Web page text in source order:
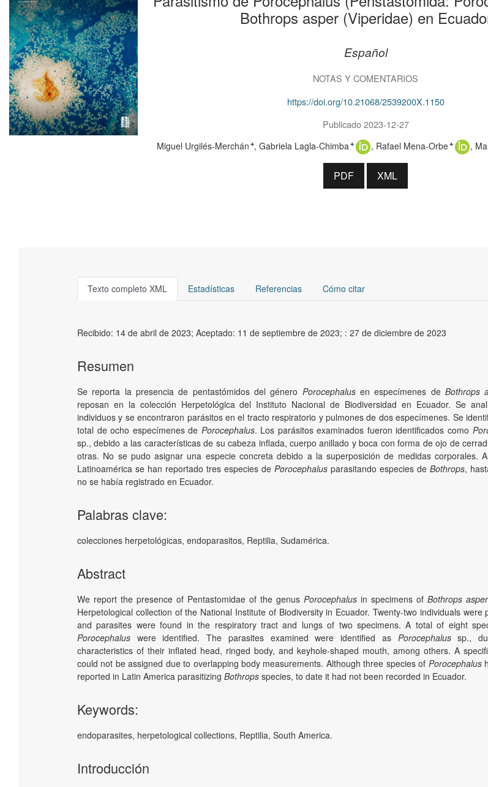
Bothrops asper (Viperidae) en
Español
NOTAS Y COMENTARIOS
https://doi.org/10.21068/2539200X.1150
Publicado 2023-12-27
Miguel Urgilés-Merchán + Gabriela Lagla-Chimba + Rafael Mena-Orbe+
PDF XML
Texto completo XML Estadísticas Referencias Cómo citar
Recibido: 14 de abril de 2023; Aceptado: 11 de septiembre de 2023; : 27 de diciembre de 2023
Resumen
Se reporta la presencia de pentastómidos del género Porocephalusen especímenes de Bothrops
reposan en la colección Herpetológica del Instituto Nacional de Biodiversidad en Ecuador. Se
individuos y se encontraron parásitos en el tracto respiratorio y pulmones de dos especímenes. Se
total de ocho especímenes de Porocephalus. Los parásitos examinados fueron identificados como
sp., debido a las características de su cabeza inflada, cuerpo anillado y boca con forma de ojo de
otras. No se pudo asignar una especie concreta debido a la superposición de medidas corporales.
Latinoamérica se han reportado tres especies de Porocephalusparasitando especies de Bothrops,
no se había registrado en Ecuador.
Palabras clave:
colecciones herpetológicas, endoparasitos, Reptilia, Sudamérica.
Abstract
We report the presence of Pentastomidae of the genusPorocephalus in specimens ofBothrops asper
Herpetological collection of the National Institute of Biodiversity in Ecuador. Twenty-two individuals were
and parasites were found in the respiratory tract and lungs of two specimens. A total of eight
Porocephalus were identified. The parasites examined were identified as Porocephalussp.,
characteristics of their inflated head, ringed body, and keyhole-shaped mouth, among others. A
could not be assigned due to overlapping body measurements. Although three species of Porocephalus
reported in Latin America parasitizing Bothrops species, to date it had not been recorded in Ecuador.
Keywords:
endoparasites, herpetological collections, Reptilia, South America.
Introducción